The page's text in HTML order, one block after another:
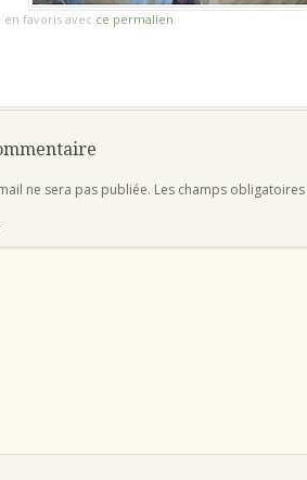
favoris avec ce permalien.
ne sera pas publiée. Les champs